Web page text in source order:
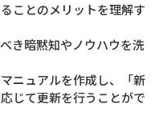
ことのメリットを理解す
き暗黙知やノウハウを洗
ニュアルを作成し、「新
じて更新を行うことがで